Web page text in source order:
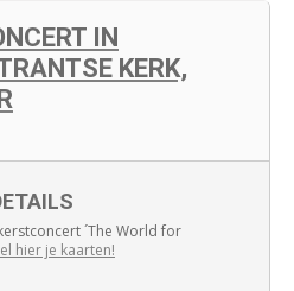
IN
KERK,
´The World for
hier je kaarten!